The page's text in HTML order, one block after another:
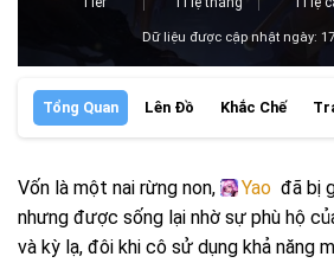
Dữ liệu được cập nhật ngày:
Tổng Quan Lên Đồ Khắc Chế
Vốn là một nai rừng non, Yao đã bị
nhưng được sống lại nhờ sự phù hộ
và kỳ lạ, đôi khi cô sử dụng khả năng